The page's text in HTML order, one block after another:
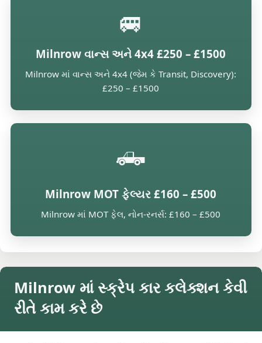
🚐
Milnrow વાન્સ અને 4x4 £250 – £1500
Milnrow માં વાન્સ અને 4x4 (જેમ કે Transit, Discovery):
£250 – £1500
🛻
Milnrow MOT ફેલ્યર £160 – £500
Milnrow માં MOT ફેલ, નોન-રનર્સ: £160 – £500
Milnrow માં સ્ક્રેપ કાર કલેક્શન કેવી
રીતે કામ કરે છે